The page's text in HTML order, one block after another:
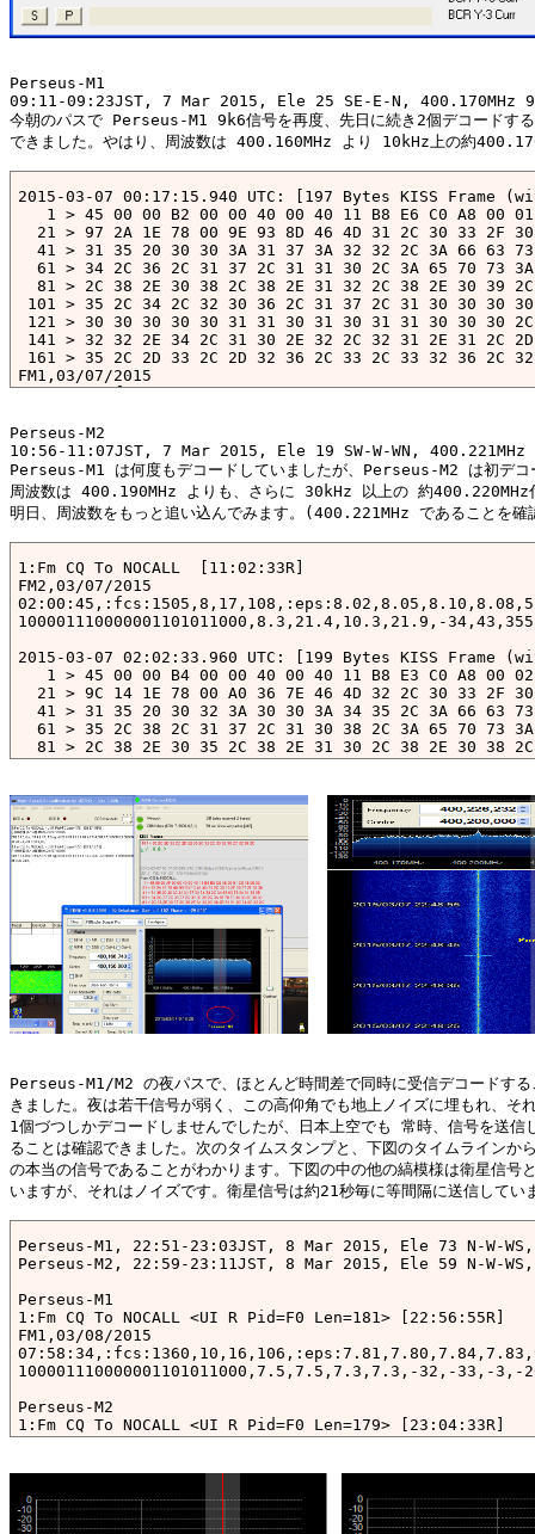
Perseus-M1
09:11-09:23JST, 7 Mar 2015, Ele 25 SE-E-N, 400.170MHz
今朝のパスで Perseus-M1 9k6信号を再度、先日に続き2個デコードす
できました。やはり、周波数は 400.160MHz より 10kHz上の約
2015-03-07 00:17:15.940 UTC: [197 Bytes KISS Frame
1 > 45 00 00 B2 00 00 40 00 40 11 B8 E6 C0 A8 00
21 > 97 2A 1E 78 00 9E 93 8D 46 4D 31 2C 30 33 2F
41 > 31 35 20 30 30 3A 31 37 3A 32 32 2C 3A 66 63
61 > 34 2C 36 2C 31 37 2C 31 31 30 2C 3A 65 70 73
81 > 2C 38 2E 30 38 2C 38 2E 31 32 2C 38 2E 30 39
101 > 35 2C 34 2C 32 30 36 2C 31 37 2C 31 30 30 30
121 > 30 30 30 30 30 31 31 30 31 30 31 31 30 30 30
141 > 32 32 2E 34 2C 31 30 2E 32 2C 32 31 2E 31 2C
161 > 35 2C 2D 33 2C 2D 32 36 2C 33 2C 33 32 36 2C
FM1,03/07/2015
2015-03-07 00:17:37.680 UTC: [194 Bytes KISS Frame
1 > 45 00 00 AF 00 00 40 00 40 11 B8 E9 C0 A8 00
21 > 97 2A 1E 78 00 9B D3 FC 46 4D 31 2C 30 33 2F
41 > 31 35 20 30 30 3A 31 37 3A 34 33 2C 3A 66 63
61 > 34 2C 37 2C 31 37 2C 31 30 35 2C 3A 65 70 73
121 > 30 30 30 30 30 30 30 30 30 30 30 30 2C 38 2E
141 > 34 2C 31 30 2E 32 2C 32 31 2E 31 2C 2D 33 32
161 > 33 2C 2D 32 36 2C 33 2C 33 33 30 2C 32 38 2C
FM1,03/07/2015
Perseus-M2
10:56-11:07JST, 7 Mar 2015, Ele 19 SW-W-WN, 400.221MHz
Perseus-M1 は何度もデコードしていましたが、Perseus-M2 は初デコ
周波数は 400.190MHz よりも、さらに 30kHz 以上の 約400.220MHz
明日、周波数をもっと追い込んでみます。(400.221MHz であることを確
1:Fm CQ To NOCALL
[11:02:33R]
FM2,03/07/2015
100001110000001101011000,8.3,21.4,10.3,21.9,-
2015-03-07 02:02:33.960 UTC: [199 Bytes KISS Frame
1 > 45 00 00 B4 00 00 40 00 40 11 B8 E3 C0 A8 00
21 > 9C 14 1E 78 00 A0 36 7E 46 4D 32 2C 30 33 2F
41 > 31 35 20 30 32 3A 30 30 3A 34 35 2C 3A 66 63
61 > 35 2C 38 2C 31 37 2C 31 30 38 2C 3A 65 70 73
81 > 2C 38 2E 30 35 2C 38 2E 31 30 2C 38 2E 30 38
101 > 35 2C 35 2C 32 34 38 2C 38 2C 31 30 30 30 30
141 > 31 2E 34 2C 31 30 2E 33 2C 32 31 2E 39 2C 2D
161 > 2C 33 35 35 2C 31 35 2C 2D 32 34 2C 2D 31 39
181 >
FM2,03/07/2015
Perseus-M1/M2 の夜パスで、ほとんど時間差で同時に受信デコードする
きました。夜は若干信号が弱く、この高仰角でも地上ノイズに埋もれ、そ
1個づつしかデコードしませんでしたが、日本上空でも 常時、信号を送信
ることは確認できました。次のタイムスタンプと、下図のタイムラインか
の本当の信号であることがわかります。下図の中の他の縞模様は衛星信号
いますが、それはノイズです。衛星信号は約21秒毎に等間隔に送信してい
Perseus-M1, 22:51-23:03JST, 8 Mar 2015, Ele 73 N-W-WS,
Perseus-M2, 22:59-23:11JST, 8 Mar 2015, Ele 59 N-W-WS,
Perseus-M1
1:Fm CQ To NOCALL <UI R Pid=F0 Len=181> [22:56:55R]
FM1,03/08/2015
100001110000001101011000,7.5,7.5,7.3,7.3,-32,-33,-
Perseus-M2
1:Fm CQ To NOCALL <UI R Pid=F0 Len=179> [23:04:33R]
FM2,03/08/2015